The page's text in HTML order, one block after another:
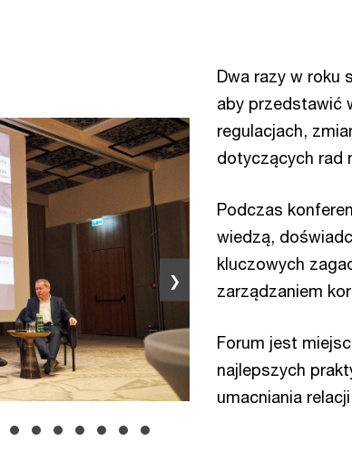
❯
Dwa razy w roku
aby przedstawić
regulacjach,
dotyczących rad
Podczas
wiedzą,
kluczowych
zarządzaniem
Forum jest
najlepszych
umacniania